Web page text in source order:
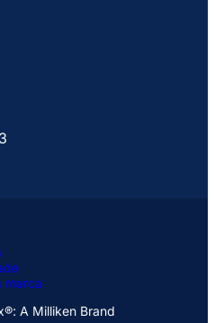
marca
A Milliken Brand